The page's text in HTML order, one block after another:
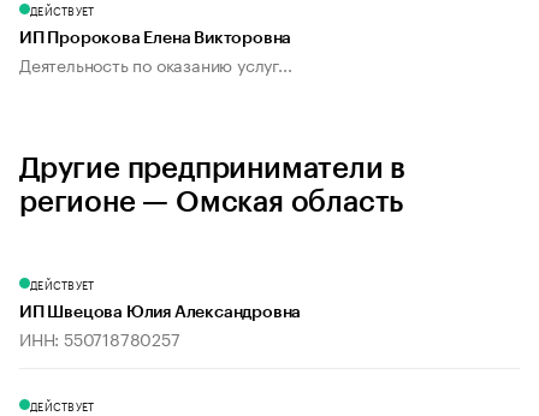
ДЕЙСТВУЕТ
ИП Пророкова Елена Викторовна
Деятельность по оказанию услуг...
Другие предприниматели в
регионе — Омская область
ДЕЙСТВУЕТ
ИП Швецова Юлия Александровна
ИНН: 550718780257
ДЕЙСТВУЕТ